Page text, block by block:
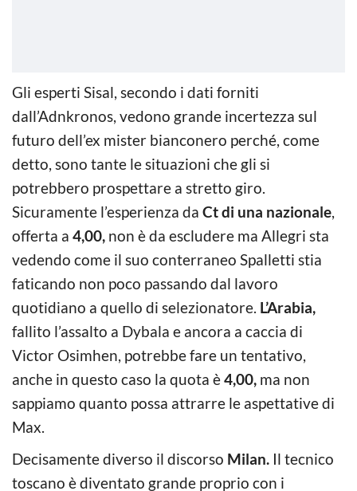
Gli esperti Sisal, secondo i dati forniti
dall’Adnkronos, vedono grande incertezza sul
futuro dell’ex mister bianconero perché, come
detto, sono tante le situazioni che gli si
potrebbero prospettare a stretto giro.
Sicuramente l’esperienza da Ct di una nazionale,
offerta a 4,00, non è da escludere ma Allegri sta
vedendo come il suo conterraneo Spalletti stia
faticando non poco passando dal lavoro
quotidiano a quello di selezionatore. L’Arabia,
fallito l’assalto a Dybala e ancora a caccia di
Victor Osimhen, potrebbe fare un tentativo,
anche in questo caso la quota è4,00, ma non
sappiamo quanto possa attrarre le aspettative di
Max.
Decisamente diverso il discorso Milan. Il tecnico
toscano è diventato grande proprio con i